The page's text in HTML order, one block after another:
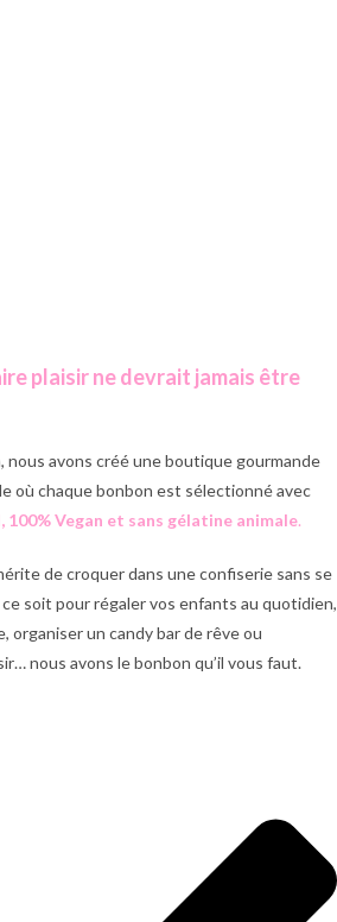
plaisir ne devrait jamais être
nous avons créé une boutique gourmande
où chaque bonbon est sélectionné avec
100% Vegan et sans gélatine animale.
de croquer dans une confiserie sans se
soit pour régaler vos enfants au quotidien,
organiser un candy bar de rêve ou
nous avons le bonbon qu’il vous faut.